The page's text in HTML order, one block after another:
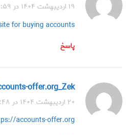
۱۹ اردیبهشت ۱۴۰۴ در ۶:۵۹ ق.ظ
for buying accounts
پاسخ
offer.org_Zek
۲۰ اردیبهشت ۱۴۰۴ در ۲:۴۸ ق.ظ
accounts-offer.org